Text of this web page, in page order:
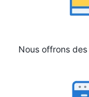
Nous offrons